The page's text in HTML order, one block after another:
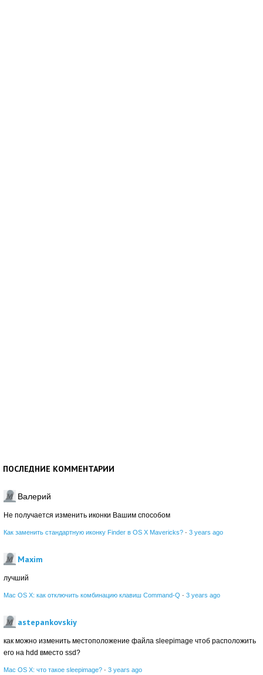
ПОСЛЕДНИЕ КОММЕНТАРИИ
Валерий
Не получается изменить иконки Вашим способом
Как заменить стандартную иконку Finder в OS X Mavericks? · 3 years ago
Maxim
лучший
Mac OS X: как отключить комбинацию клавиш Command-Q · 3 years ago
astepankovskiy
как можно изменить местоположение файла sleepimage чтоб расположить
его на hdd вместо ssd?
Mac OS X: что такое sleepimage? · 3 years ago